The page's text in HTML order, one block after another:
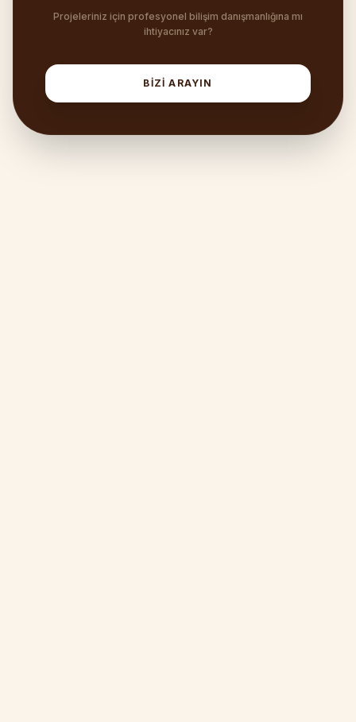
Projeleriniz için profesyonel bilişim danışmanlığına mı
ihtiyacınız var?
BİZİ ARAYIN